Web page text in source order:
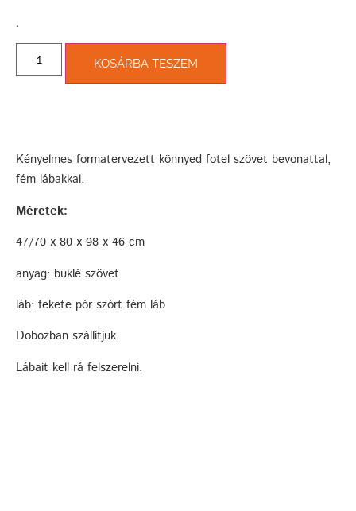
­.
KOSÁRBA TESZEM
Kényelmes formatervezett könnyed fotel szövet bevonattal,
fém lábakkal.
Méretek:
47/70 x 80 x 98 x 46 cm
anyag: buklé szövet
láb: fekete pór szórt fém láb
Dobozban szállítjuk.
Lábait kell rá felszerelni.